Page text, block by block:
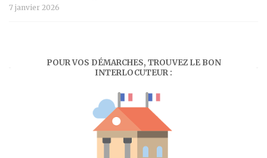
7 janvier 2026
POUR VOS DÉMARCHES, TROUVEZ LE BON
INTERLOCUTEUR :